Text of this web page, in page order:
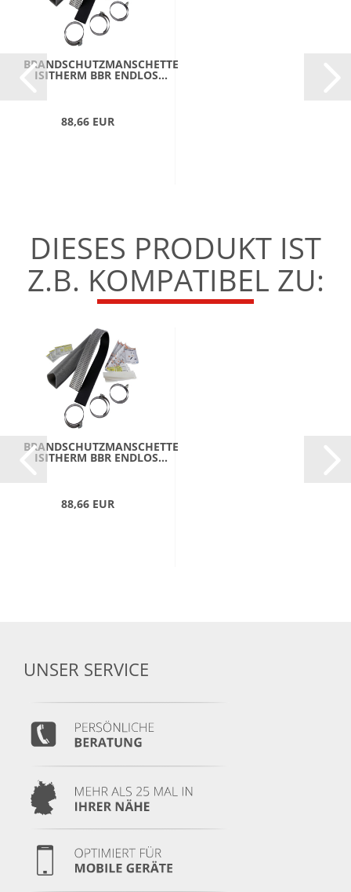
BRANDSCHUTZMANSCHETTE
ISITHERM BBR ENDLOS...
88,66 EUR
DIESES PRODUKT IST
Z.B. KOMPATIBEL ZU:
BRANDSCHUTZMANSCHETTE
ISITHERM BBR ENDLOS...
88,66 EUR
UNSER SERVICE